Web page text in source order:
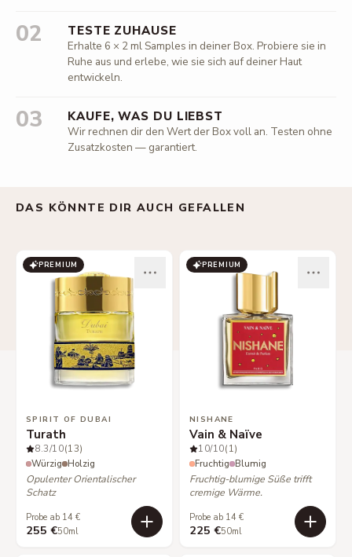
02 TESTE ZUHAUSE
Erhalte 6 × 2 ml Samples in deiner Box. Probiere sie in
Ruhe aus und erlebe, wie sie sich auf deiner Haut
entwickeln.
03 KAUFE, WAS DU LIEBST
Wir rechnen dir den Wert der Box voll an. Testen ohne
Zusatzkosten — garantiert.
DAS KÖNNTE DIR AUCH GEFALLEN
PREMIUM
SPIRIT OF DUBAI
Turath
8.3/10(13)
Würzig Holzig
Opulenter Orientalischer
Schatz
Probe ab 14 €
255 €50ml
PREMIUM
NISHANE
Vain & Naïve
10/10(1)
Fruchtig Blumig
Fruchtig-blumige Süße trifft
cremige Wärme.
Probe ab 14 €
225 €50ml